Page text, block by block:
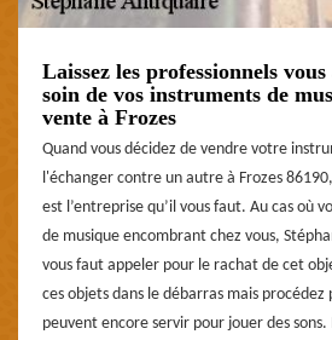
Laissez les professionnels
soin de vos instruments de
vente à Frozes
Quand vous décidez de vendre votre
l'échanger contre un autre à Frozes
est l’entreprise qu’il vous faut. Au cas où
de musique encombrant chez vous,
vous faut appeler pour le rachat de cet
ces objets dans le débarras mais
peuvent encore servir pour jouer des